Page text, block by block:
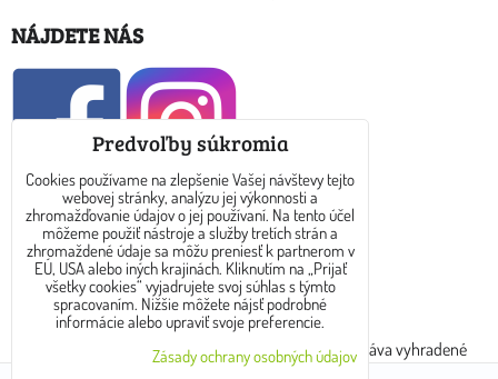
NÁJDETE NÁS
KONTAKT
E-mail: info@dreamtea.sk
tel: 0910 325 889
Copyright © 2017 - 2024 www.dreamtea.sk. Všetky práva vyhradené
Predvoľby súkromia
Cookies používame na zlepšenie Vašej návštevy tejto
webovej stránky, analýzu jej výkonnosti a
zhromažďovanie údajov o jej používaní. Na tento účel
môžeme použiť nástroje a služby tretích strán a
zhromaždené údaje sa môžu preniesť k partnerom v
EÚ, USA alebo iných krajinách. Kliknutím na „Prijať
všetky cookies“ vyjadrujete svoj súhlas s týmto
spracovaním. Nižšie môžete nájsť podrobné
informácie alebo upraviť svoje preferencie.
Zásady ochrany osobných údajov